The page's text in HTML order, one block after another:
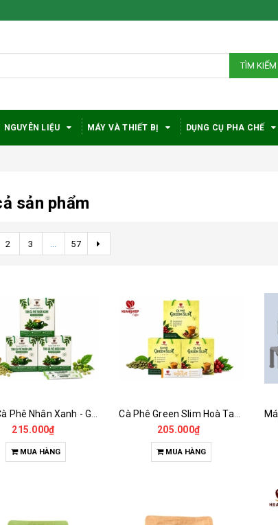
TÌM KIẾM
NGUYÊN LIỆU MÁY VÀ THIẾT BỊ DỤNG CỤ PHA CHẾ
sản phẩm
2 3 ... 57
215.000₫
MUA HÀNG
205.000₫
MUA HÀNG